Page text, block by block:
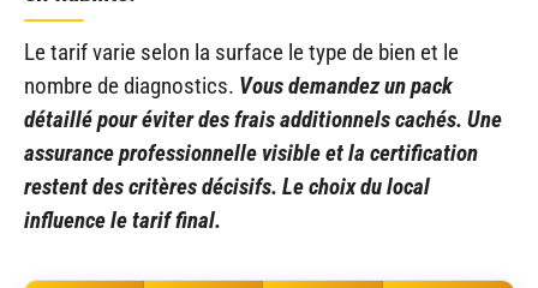
Le tarif varie selon la surface le type de bien et le
nombre de diagnostics. Vous demandez un pack
détaillé pour éviter des frais additionnels cachés. Une
assurance professionnelle visible et la certification
restent des critères décisifs. Le choix du local
influence le tarif final.